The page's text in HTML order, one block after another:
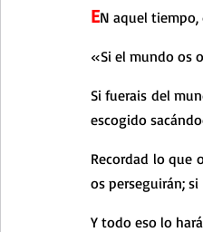
Textos selectos de
Taller de oración con los
Meditaciones Semana
EN aquel tiempo,
«Si el mundo os
Si fuerais del
escogido
Recordad lo que
os perseguirán;
Y todo eso lo